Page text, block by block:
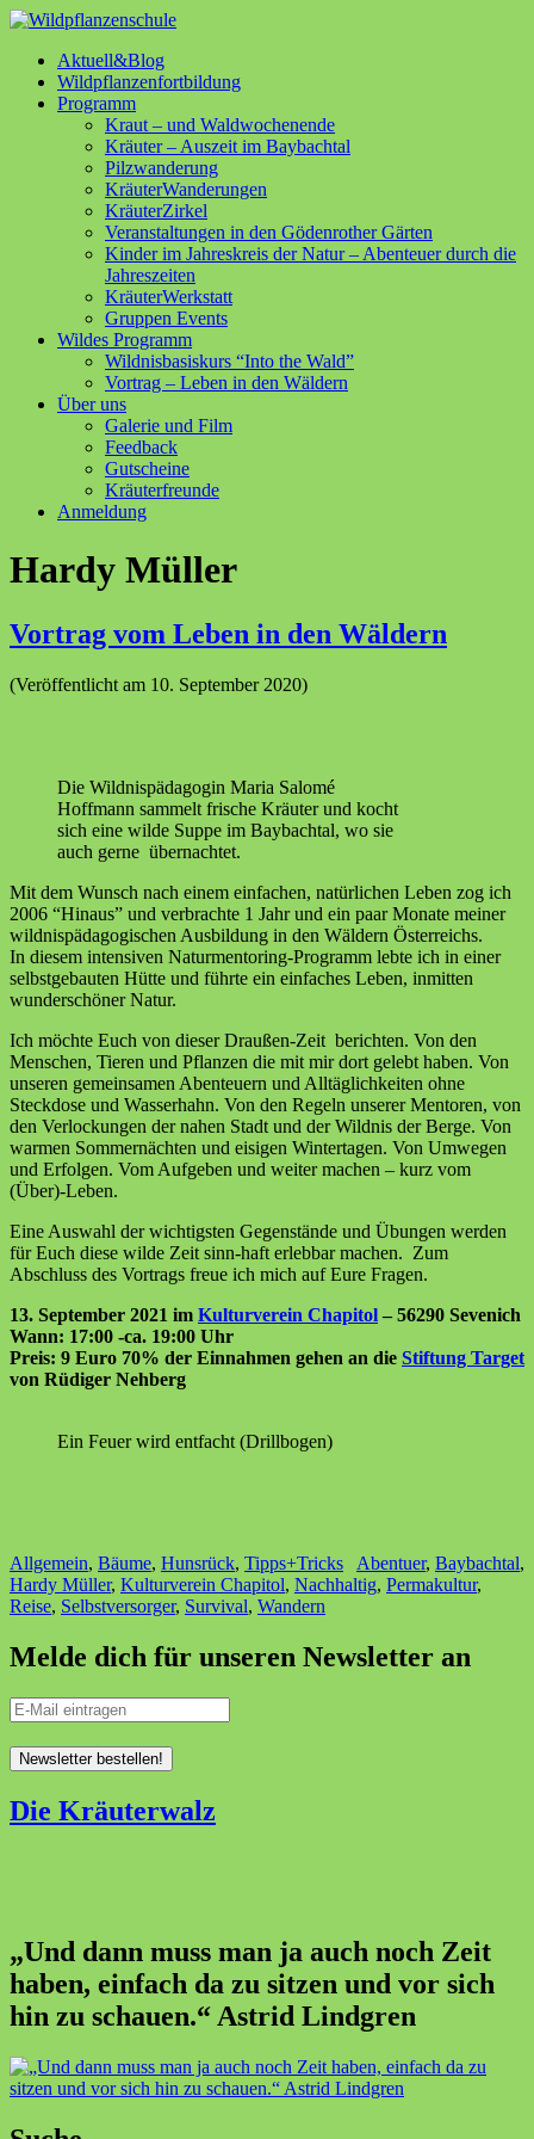
Aktuell&Blog
Wildpflanzenfortbildung
Programm
Kraut – und Waldwochenende
Kräuter – Auszeit im Baybachtal
Pilzwanderung
KräuterWanderungen
KräuterZirkel
Veranstaltungen in den Gödenrother Gärten
Kinder im Jahreskreis der Natur – Abenteuer durch die
Jahreszeiten
KräuterWerkstatt
Gruppen Events
Wildes Programm
Wildnisbasiskurs “Into the Wald”
Vortrag – Leben in den Wäldern
Über uns
Galerie und Film
Feedback
Gutscheine
Kräuterfreunde
Anmeldung
Hardy Müller
Vortrag vom Leben in den Wäldern
(Veröffentlicht am 10. September 2020)
Die Wildnispädagogin Maria Salomé
Hoffmann sammelt frische Kräuter und kocht
sich eine wilde Suppe im Baybachtal, wo sie
auch gerne übernachtet.
Mit dem Wunsch nach einem einfachen, natürlichen Leben zog ich
2006 “Hinaus” und verbrachte 1 Jahr und ein paar Monate meiner
wildnispädagogischen Ausbildung in den Wäldern Österreichs.
In diesem intensiven Naturmentoring-Programm lebte ich in einer
selbstgebauten Hütte und führte ein einfaches Leben, inmitten
wunderschöner Natur.
Ich möchte Euch von dieser Draußen-Zeit berichten. Von den
Menschen, Tieren und Pflanzen die mit mir dort gelebt haben. Von
unseren gemeinsamen Abenteuern und Alltäglichkeiten ohne
Steckdose und Wasserhahn. Von den Regeln unserer Mentoren, von
den Verlockungen der nahen Stadt und der Wildnis der Berge. Von
warmen Sommernächten und eisigen Wintertagen. Von Umwegen
und Erfolgen. Vom Aufgeben und weiter machen – kurz vom
(Über)-Leben.
Eine Auswahl der wichtigsten Gegenstände und Übungen werden
für Euch diese wilde Zeit sinn-haft erlebbar machen. Zum
Abschluss des Vortrags freue ich mich auf Eure Fragen.
13. September 2021 im Kulturverein Chapitol– 56290 Sevenich
Wann: 17:00 -ca. 19:00 Uhr
Preis: 9 Euro 70% der Einnahmen gehen an die Stiftung Target
von Rüdiger Nehberg
Ein Feuer wird entfacht (Drillbogen)
Allgemein, Bäume, Hunsrück, Tipps+Tricks Abentuer, Baybachtal,
Hardy Müller, Kulturverein Chapitol, Nachhaltig, Permakultur,
Reise, Selbstversorger, Survival, Wandern
Melde dich für unseren Newsletter an
Die Kräuterwalz
„Und dann muss man ja auch noch Zeit
haben, einfach da zu sitzen und vor sich
hin zu schauen.“ Astrid Lindgren